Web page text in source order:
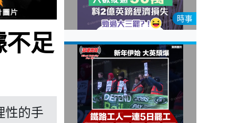
不足
性的手
時事